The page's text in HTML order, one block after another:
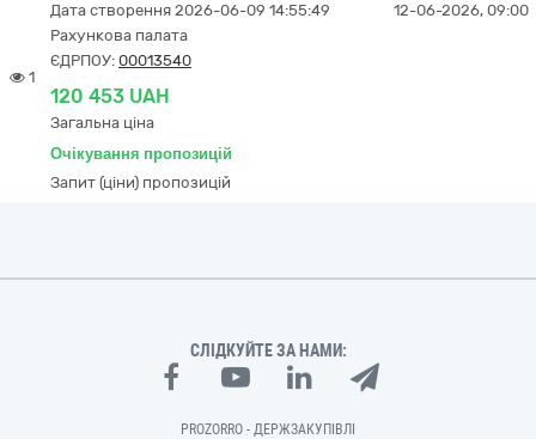
1
Дата створення 2026-06-09 14:55:49
Рахункова палата
ЄДРПОУ: 00013540
120 453 UAH
Загальна ціна
Очікування пропозицій
Запит (ціни) пропозицій
12-06-2026, 09:00
СЛІДКУЙТЕ ЗА НАМИ:
PROZORRO - ДЕРЖЗАКУПІВЛІ